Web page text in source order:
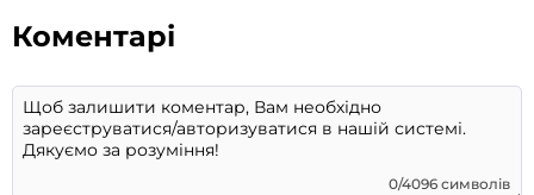
Коментарі
0/4096 символів